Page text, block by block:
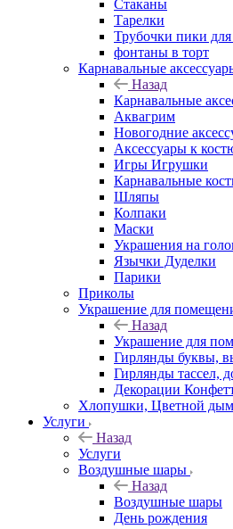
Стаканы
Тарелки
Трубочки пики для
фонтаны в торт
Карнавальные
Назад
Карнавальные
Аквагрим
Новогодние
Аксессуары к
Игры Игрушки
Карнавальные
Шляпы
Колпаки
Маски
Украшения на
Язычки Дуделки
Парики
Приколы
Украшение для
Назад
Украшение для
Гирлянды буквы,
Гирлянды тассел,
Декорации
Хлопушки, Цветной
Услуги
Назад
Услуги
Воздушные шары
Назад
Воздушные шары
День рождения